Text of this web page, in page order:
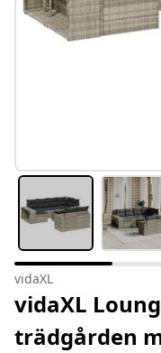
vidaXL
vidaXL
trädgården